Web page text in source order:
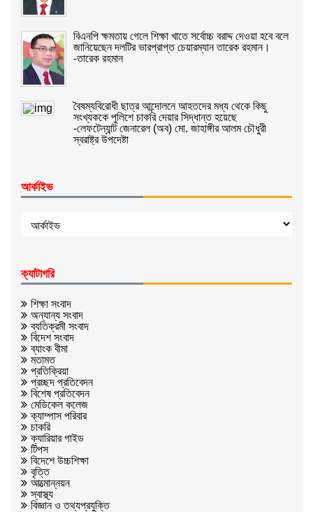
বিএনপি ক্ষমতায় গেলে শিক্ষা খাতে সর্বোচ্চ বরাদ্দ দেওয়া হবে বলে
জানিয়েছেন দলটির ভারপ্রাপ্ত চেয়ারম্যান তারেক রহমান।
-তারেক রহমান
বৈষম্যবিরোধী ছাত্র আন্দোলনে আহতদের মধ্য থেকে কিছু
সংখ্যককে পুলিশে চাকরি দেয়ার সিদ্ধান্ত হয়েছে
-লেফটেন্যান্ট জেনারেল (অব) মো. জাহাঙ্গীর আলম চৌধুরী
স্বরাষ্ট্র উপদেষ্টা
আর্কাইভ
ক্যাটাগরি
শিক্ষা সংবাদ
অন্যান্য সংবাদ
ব্যতিক্রমী সংবাদ
বিদেশ সংবাদ
ব্যাংক বীমা
মতামত
প্রতিক্রিয়া
প্রচ্ছদ প্রতিবেদন
বিশেষ প্রতিবেদন
মেডিকেল কলেজ
ক্যাম্পাস পরিবার
চাকরি
ক্যারিয়ার গাইড
টিপস
বিদেশে উচ্চশিক্ষা
বৃত্তি
আত্মোন্নয়ন
স্বাস্থ্য
বিজ্ঞান ও তথ্যপ্রযুক্তি